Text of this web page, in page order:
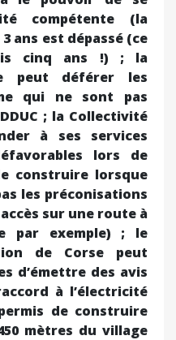
compétente (la
ans est dépassé (ce
cinq ans !) ; la
peut déférer les
qui ne sont pas
; la Collectivité
à ses services
lors de
construire lorsque
les préconisations
sur une route à
par exemple) ; le
de Corse peut
d’émettre des avis
à l’électricité
de construire
mètres du village